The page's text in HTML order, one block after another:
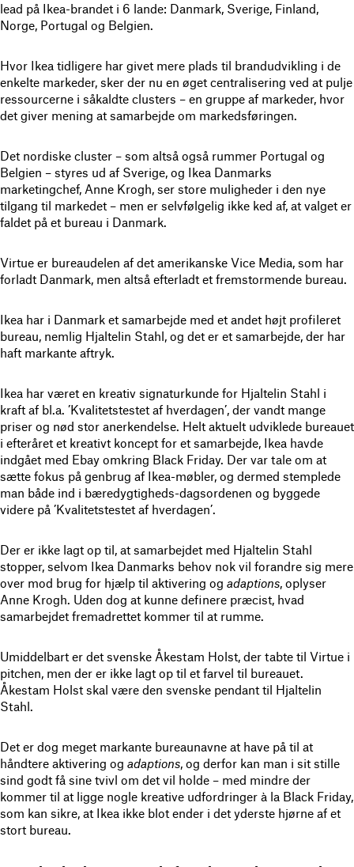
lead på Ikea-brandet i 6 lande: Danmark, Sverige, Finland,
Norge, Portugal og Belgien.
Hvor Ikea tidligere har givet mere plads til brandudvikling i de
enkelte markeder, sker der nu en øget centralisering ved at pulje
ressourcerne i såkaldte clusters – en gruppe af markeder, hvor
det giver mening at samarbejde om markedsføringen.
Det nordiske cluster – som altså også rummer Portugal og
Belgien – styres ud af Sverige, og Ikea Danmarks
marketingchef, Anne Krogh, ser store muligheder i den nye
tilgang til markedet – men er selvfølgelig ikke ked af, at valget er
faldet på et bureau i Danmark.
Virtue er bureaudelen af det amerikanske Vice Media, som har
forladt Danmark, men altså efterladt et fremstormende bureau.
Ikea har i Danmark et samarbejde med et andet højt profileret
bureau, nemlig Hjaltelin Stahl, og det er et samarbejde, der har
haft markante aftryk.
Ikea har været en kreativ signaturkunde for Hjaltelin Stahl i
kraft af bl.a. ’Kvalitetstestet af hverdagen’, der vandt mange
priser og nød stor anerkendelse. Helt aktuelt udviklede bureauet
i efteråret et kreativt koncept for et samarbejde, Ikea havde
indgået med Ebay omkring Black Friday. Der var tale om at
sætte fokus på genbrug af Ikea-møbler, og dermed stemplede
man både ind i bæredygtigheds-dagsordenen og byggede
videre på ’Kvalitetstestet af hverdagen’.
Der er ikke lagt op til, at samarbejdet med Hjaltelin Stahl
stopper, selvom Ikea Danmarks behov nok vil forandre sig mere
over mod brug for hjælp til aktivering og adaptions, oplyser
Anne Krogh. Uden dog at kunne definere præcist, hvad
samarbejdet fremadrettet kommer til at rumme.
Umiddelbart er det svenske Åkestam Holst, der tabte til Virtue i
pitchen, men der er ikke lagt op til et farvel til bureauet.
Åkestam Holst skal være den svenske pendant til Hjaltelin
Stahl.
Det er dog meget markante bureaunavne at have på til at
håndtere aktivering og adaptions, og derfor kan man i sit stille
sind godt få sine tvivl om det vil holde – med mindre der
kommer til at ligge nogle kreative udfordringer à la Black Friday,
som kan sikre, at Ikea ikke blot ender i det yderste hjørne af et
stort bureau.